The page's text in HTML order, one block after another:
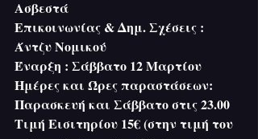
Ασβεστά
Επικοινωνίας & Δημ. Σχέσεις :
Άντζυ Νομικού
Έναρξη : Σάββατο 12 Μαρτίου
Ημέρες και Ώρες παραστάσεων:
Παρασκευή και Σάββατο στις 23.00
Τιμή Εισιτηρίου 15€ (στην τιμή του